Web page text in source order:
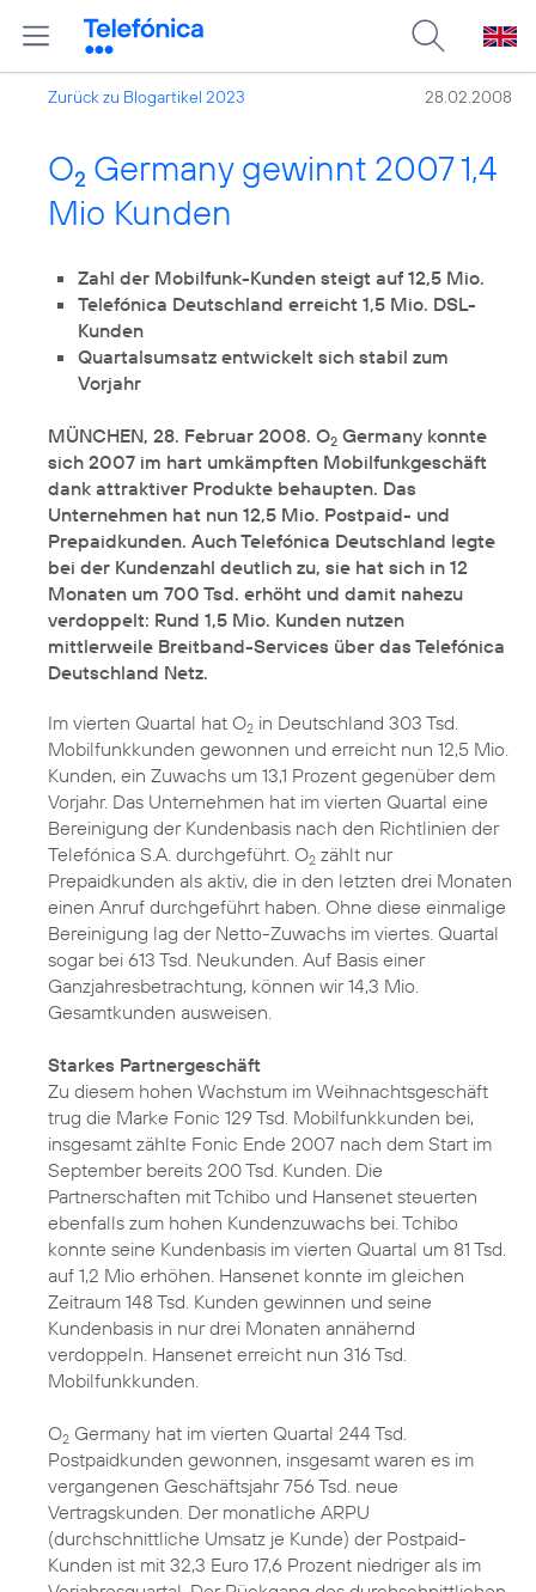
Zurück zu Blogartikel 2023 28.02.2008
O2 Germany gewinnt 2007 1,4
Mio Kunden
Zahl der Mobilfunk-Kunden steigt auf 12,5 Mio.
Telefónica Deutschland erreicht 1,5 Mio. DSL-
Kunden
Quartalsumsatz entwickelt sich stabil zum
Vorjahr
MÜNCHEN, 28. Februar 2008. O2 Germany konnte
sich 2007 im hart umkämpften Mobilfunkgeschäft
dank attraktiver Produkte behaupten. Das
Unternehmen hat nun 12,5 Mio. Postpaid- und
Prepaidkunden. Auch Telefónica Deutschland legte
bei der Kundenzahl deutlich zu, sie hat sich in 12
Monaten um 700 Tsd. erhöht und damit nahezu
verdoppelt: Rund 1,5 Mio. Kunden nutzen
mittlerweile Breitband-Services über das Telefónica
Deutschland Netz.
Im vierten Quartal hat O2 in Deutschland 303 Tsd.
Mobilfunkkunden gewonnen und erreicht nun 12,5 Mio.
Kunden, ein Zuwachs um 13,1 Prozent gegenüber dem
Vorjahr. Das Unternehmen hat im vierten Quartal eine
Bereinigung der Kundenbasis nach den Richtlinien der
Telefónica S.A. durchgeführt. O2 zählt nur
Prepaidkunden als aktiv, die in den letzten drei Monaten
einen Anruf durchgeführt haben. Ohne diese einmalige
Bereinigung lag der Netto-Zuwachs im viertes. Quartal
sogar bei 613 Tsd. Neukunden. Auf Basis einer
Ganzjahresbetrachtung, können wir 14,3 Mio.
Gesamtkunden ausweisen.
Starkes Partnergeschäft
Zu diesem hohen Wachstum im Weihnachtsgeschäft
trug die Marke Fonic 129 Tsd. Mobilfunkkunden bei,
insgesamt zählte Fonic Ende 2007 nach dem Start im
September bereits 200 Tsd. Kunden. Die
Partnerschaften mit Tchibo und Hansenet steuerten
ebenfalls zum hohen Kundenzuwachs bei. Tchibo
konnte seine Kundenbasis im vierten Quartal um 81 Tsd.
auf 1,2 Mio erhöhen. Hansenet konnte im gleichen
Zeitraum 148 Tsd. Kunden gewinnen und seine
Kundenbasis in nur drei Monaten annähernd
verdoppeln. Hansenet erreicht nun 316 Tsd.
Mobilfunkkunden.
O2 Germany hat im vierten Quartal 244 Tsd.
Postpaidkunden gewonnen, insgesamt waren es im
vergangenen Geschäftsjahr 756 Tsd. neue
Vertragskunden. Der monatliche ARPU
(durchschnittliche Umsatz je Kunde) der Postpaid-
Kunden ist mit 32,3 Euro 17,6 Prozent niedriger als im